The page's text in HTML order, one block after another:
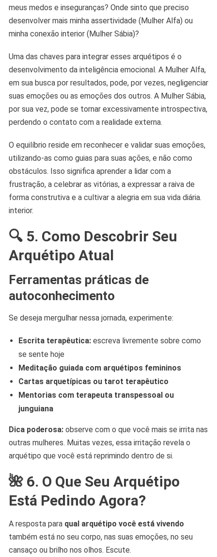
meus medos e inseguranças? Onde sinto que preciso
desenvolver mais minha assertividade (Mulher Alfa) ou
minha conexão interior (Mulher Sábia)?
Uma das chaves para integrar esses arquétipos é o
desenvolvimento da inteligência emocional. A Mulher Alfa,
em sua busca por resultados, pode, por vezes, negligenciar
suas emoções ou as emoções dos outros. A Mulher Sábia,
por sua vez, pode se tornar excessivamente introspectiva,
perdendo o contato com a realidade externa.
O equilíbrio reside em reconhecer e validar suas emoções,
utilizando-as como guias para suas ações, e não como
obstáculos. Isso significa aprender a lidar com a
frustração, a celebrar as vitórias, a expressar a raiva de
forma construtiva e a cultivar a alegria em sua vida diária.
interior.
🔍 5. Como Descobrir Seu
Arquétipo Atual
Ferramentas práticas de
autoconhecimento
Se deseja mergulhar nessa jornada, experimente:
Escrita terapêutica:escreva livremente sobre como
se sente hoje
Meditação guiada com arquétipos femininos
Cartas arquetípicas ou tarot terapêutico
Mentorias com terapeuta transpessoal ou
junguiana
Dica poderosa:observe com o que você mais se irrita nas
outras mulheres. Muitas vezes, essa irritação revela o
arquétipo que você está reprimindo dentro de si.
🌺 6. O Que Seu Arquétipo
Está Pedindo Agora?
A resposta para qual arquétipo você está vivendo
também está no seu corpo, nas suas emoções, no seu
cansaço ou brilho nos olhos. Escute.